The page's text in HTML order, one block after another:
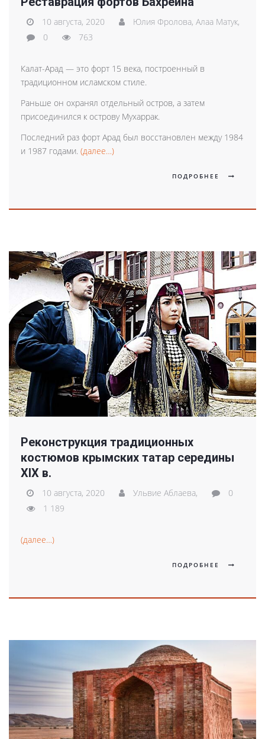
10 августа, 2020 Юлия Фролова, Алаа Матук,
0
763
Калат-Арад — это форт 15 века, построенный в
традиционном исламском стиле.
Раньше он охранял отдельный остров, а затем
присоединился к острову Мухаррак.
Последний раз форт Арад был восстановлен между 1984
и 1987 годами. (далее…)
ПОДРОБНЕЕ
Реконструкция традиционных
костюмов крымских татар середины
XIX в.
10 августа, 2020 Ульвие Аблаева,
0
1 189
(далее…)
ПОДРОБНЕЕ